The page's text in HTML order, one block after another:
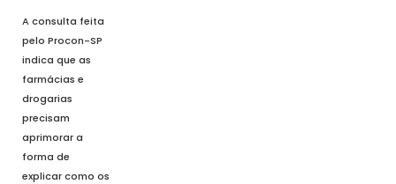
A consulta feita
pelo Procon-SP
indica que as
farmácias e
drogarias
precisam
aprimorar a
forma de
explicar como os